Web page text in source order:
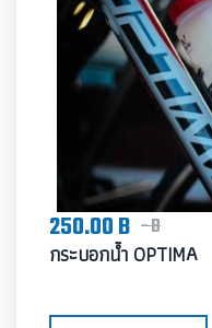
250.00 B - B
กระบอกน้ำ OPTIMA